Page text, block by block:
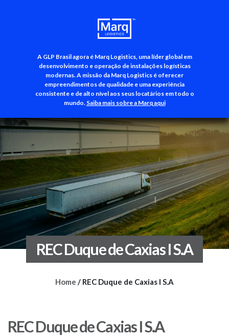
A GLP Brasil agora é Marq Logistics, uma líder global em
desenvolvimento e operação de instalações logísticas
modernas. A missão da Marq Logistics é oferecer
empreendimentos de qualidade e uma experiência
consistente e de alto nível aos seus locatários em todo o
mundo. Saiba mais sobre a Marq aqui
+55 (11) 3500-3700
REC Duque de Caxias I S.A
Home / REC Duque de Caxias I S.A
REC Duque de Caxias I S.A